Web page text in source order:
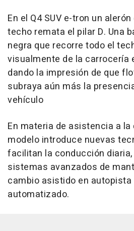
En el Q4 SUV e-tron un
techo remata el pilar D. Una
negra que recorre todo el
visualmente de la carrocería
dando la impresión de que
subraya aún más la
vehículo
En materia de asistencia a
modelo introduce nuevas
facilitan la conducción
sistemas avanzados de
cambio asistido en
automatizado.